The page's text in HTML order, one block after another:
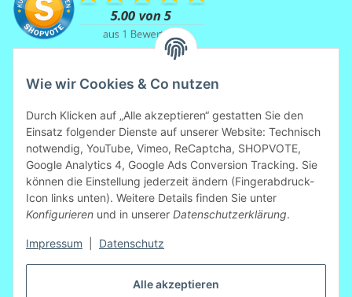
Alle akzeptieren
Wie wir Cookies & Co nutzen
Durch Klicken auf „Alle akzeptieren“ gestatten Sie den
Einsatz folgender Dienste auf unserer Website: Technisch
notwendig, YouTube, Vimeo, ReCaptcha, SHOPVOTE,
Google Analytics 4, Google Ads Conversion Tracking. Sie
können die Einstellung jederzeit ändern (Fingerabdruck-
Icon links unten). Weitere Details finden Sie unter
Konfigurieren und in unserer Datenschutzerklärung.
Impressum Datenschutz
Mitglied der Initiative "Fairness im
Handel".
Informationen zur Initiative:
https://www.fairness-im-handel.de
Vertrag widerrufen